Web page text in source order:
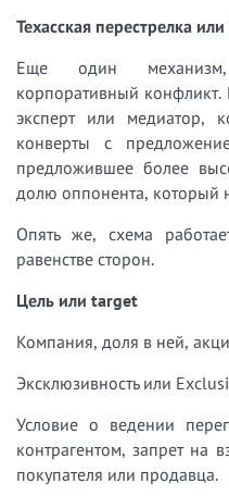
Техасская перестрелка
Еще один
корпоративный конфликт.
эксперт или медиатор,
конверты с
предложившее более
долю оппонента, который
Опять же, схема
равенстве сторон.
Цель или target
Компания, доля в ней,
Эксклюзивность или
Условие о ведении
контрагентом, запрет на
покупателя или продавца.